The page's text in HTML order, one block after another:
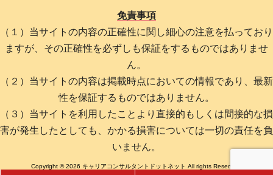
免責事項
（１）当サイトの内容の正確性に関し細心の注意を払っており
ますが、その正確性を必ずしも保証をするものではありませ
ん。
（２）当サイトの内容は掲載時点においての情報であり、最新
性を保証するものではありません。
（３）当サイトを利用したことより直接的もしくは間接的な損
害が発生したとしても、かかる損害については一切の責任を負
いません。
Copyright © 2026 キャリアコンサルタントドットネット All rights Reserved.